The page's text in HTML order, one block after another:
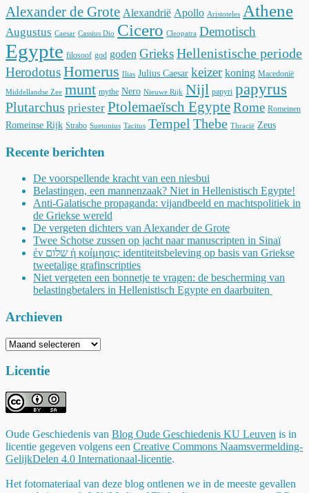
Alexander de Grote Alexandrië Apollo Aristoteles Athene
Augustus Caesar Cassius Dio Cicero Cleopatra Demotisch
Egypte filosoof god goden GrieksHellenistische periode
HerodotusHomerus Ilias Julius Caesar keizer koning Macedonië
Middellandse Zee munt mythe Nero Nieuwe Rijk Nijl papyri papyrus
Plutarchus priester Ptolemaeïsch EgypteRome Romeinen
Romeinse Rijk Strabo Suetonius Tacitus Tempel Thebe Thracië Zeus
Recente berichten
De voorspellende kracht van een niesbui
Belastingen, een mannenzaak? Niet in Hellenistisch Egypte!
Anti-Galatische propaganda: vijandbeeld en machtspolitiek in
de Griekse wereld
De vergeten dichters van Alexander de Grote
Twee Schotse zussen op jacht naar manuscripten in Sinaï
ἐν שלום ἡ κοίμησις: identiteitsbeleving op basis van Griekse
tweetalige grafinscripties
Niet vergeten een bonnetje te vragen: de bescherming van
belastingbetalers in Hellenistisch Egypte en daarbuiten
Archieven
Archieven
Licentie
Oude Geschiedenis van Blog Oude Geschiedenis KU Leuven is in
licentie gegeven volgens een Creative Commons Naamsvermelding-
GelijkDelen 4.0 Internationaal-licentie.
Het fotomateriaal van deze blog ontlenen we in de meeste gevallen